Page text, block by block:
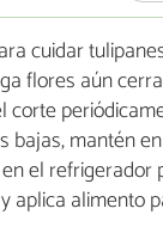
cuidar
flores aún
corte
bajas, mantén
el refrigerador
aplica alimento